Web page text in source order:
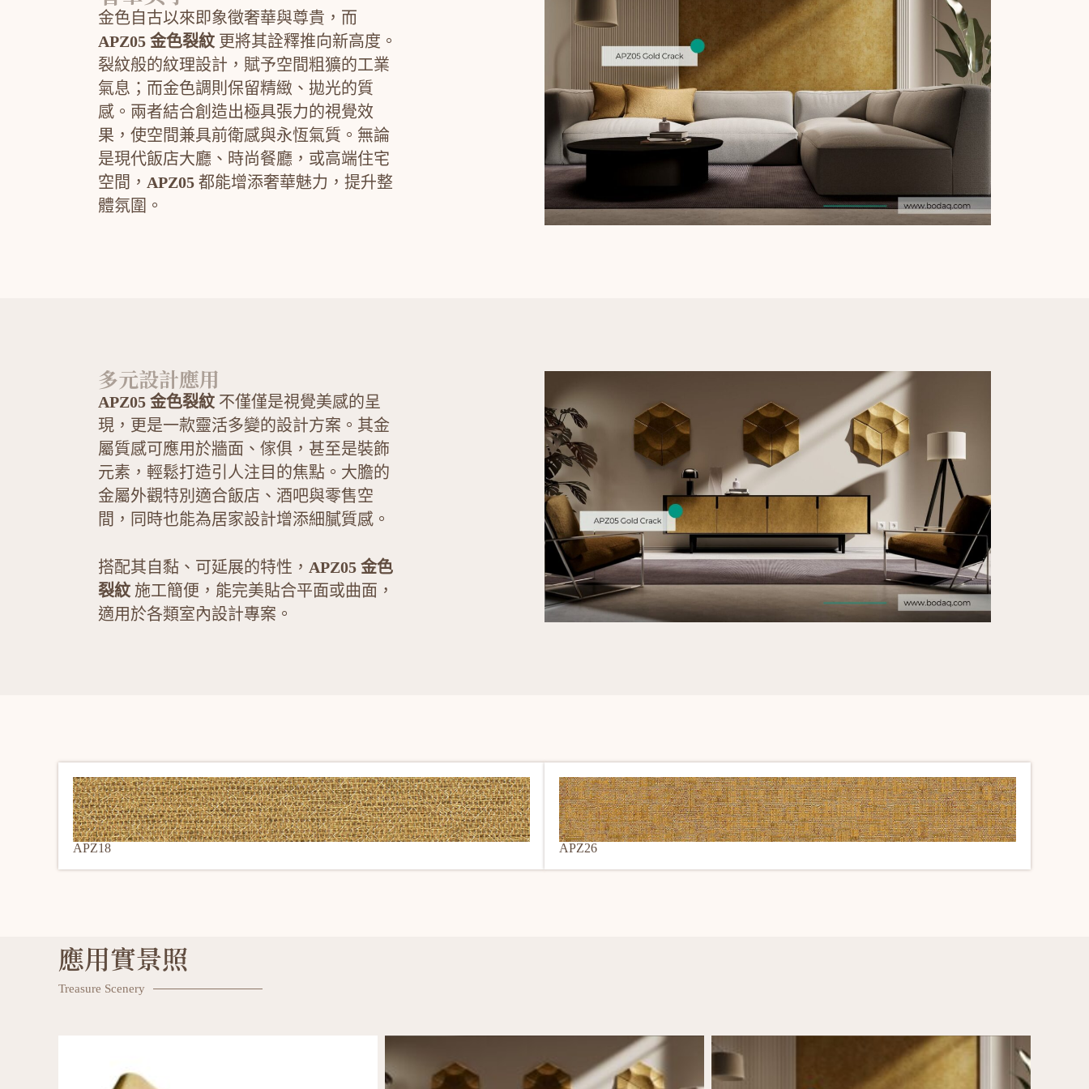
金色自古以來即象徵奢華與尊貴，而
APZ05 金色裂紋更將其詮釋推向新高度。
裂紋般的紋理設計，賦予空間粗獷的工業
氣息；而金色調則保留精緻、拋光的質
感。兩者結合創造出極具張力的視覺效
果，使空間兼具前衛感與永恆氣質。無論
是現代飯店大廳、時尚餐廳，或高端住宅
空間， APZ05都能增添奢華魅力，提升整
體氛圍。
多元設計應用
APZ05 金色裂紋不僅僅是視覺美感的呈
現，更是一款靈活多變的設計方案。其金
屬質感可應用於牆面、傢俱，甚至是裝飾
元素，輕鬆打造引人注目的焦點。大膽的
金屬外觀特別適合飯店、酒吧與零售空
間，同時也能為居家設計增添細膩質感。
搭配其自黏、可延展的特性， APZ05 金色
裂紋施工簡便，能完美貼合平面或曲面，
適用於各類室內設計專案。
APZ18 APZ26
應用實景照
Treasure Scenery